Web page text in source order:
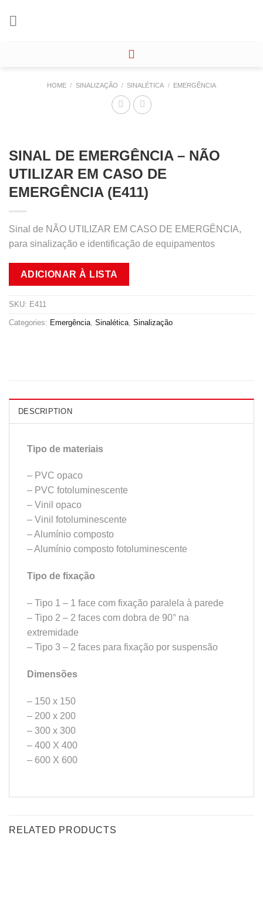
HOME / SINALIZAÇÃO / SINALÉTICA / EMERGÊNCIA
SINAL DE EMERGÊNCIA – NÃO
UTILIZAR EM CASO DE
EMERGÊNCIA (E411)
Sinal de NÃO UTILIZAR EM CASO DE EMERGÊNCIA,
para sinalização e identificação de equipamentos
ADICIONAR À LISTA
SKU: E411
Categories: Emergência Sinalética Sinalização
DESCRIPTION
Tipo de materiais
– PVC opaco
– PVC fotoluminescente
– Vinil opaco
– Vinil fotoluminescente
– Alumínio composto
– Alumínio composto fotoluminescente
Tipo de fixação
– Tipo 1 – 1 face com fixação paralela à parede
– Tipo 2 – 2 faces com dobra de 90° na
extremidade
– Tipo 3 – 2 faces para fixação por suspensão
Dimensões
– 150 x 150
– 200 x 200
– 300 x 300
– 400 X 400
– 600 X 600
RELATED PRODUCTS